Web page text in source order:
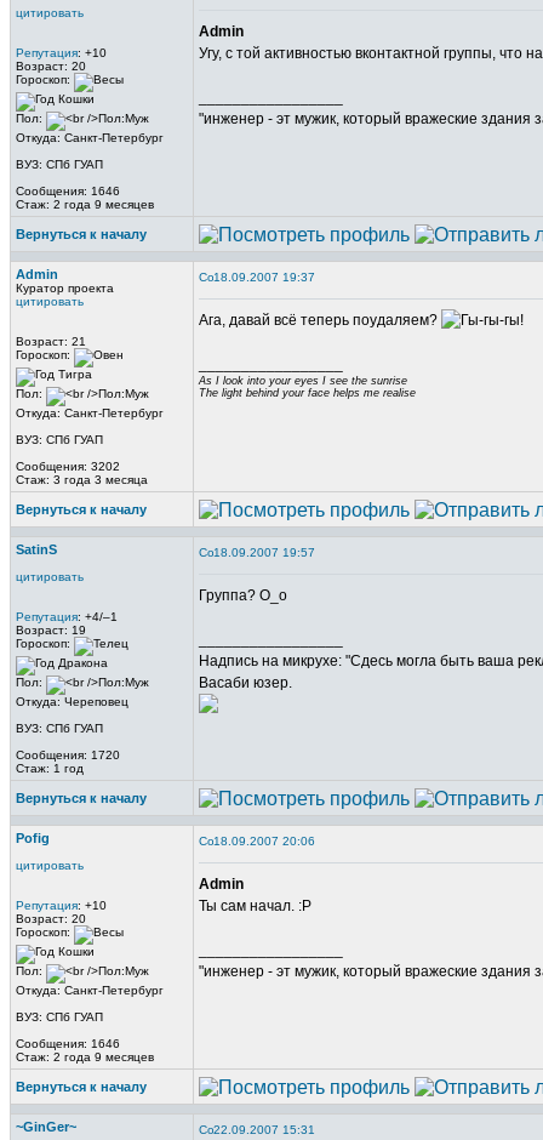
цитировать
Репутация: +10
Возраст: 20
Гороскоп:
Пол:
Откуда: Санкт-Петербург
ВУЗ: СПб ГУАП
Сообщения: 1646
Стаж: 2 года 9 месяцев
Admin
Угу, с той активностью вконтактной группы, что
"инженер - эт мужик, который вражеские здания
Вернуться к началу
Admin
Куратор проекта
цитировать
Возраст: 21
Гороскоп:
Пол:
Откуда: Санкт-Петербург
ВУЗ: СПб ГУАП
Сообщения: 3202
Стаж: 3 года 3 месяца
18.09.2007 19:37
Ага, давай всё теперь поудаляем?
As I look into your eyes I see the sunrise
The light behind your face helps me realise
Вернуться к началу
SatinS
цитировать
Репутация: +4/–1
Возраст: 19
Гороскоп:
Пол:
Откуда: Череповец
ВУЗ: СПб ГУАП
Сообщения: 1720
Стаж: 1 год
18.09.2007 19:57
Группа? О_о
Надпись на микрухе: "Сдесь могла быть ваша
Васаби юзер.
Вернуться к началу
Pofig
цитировать
Репутация: +10
Возраст: 20
Гороскоп:
Пол:
Откуда: Санкт-Петербург
ВУЗ: СПб ГУАП
Сообщения: 1646
Стаж: 2 года 9 месяцев
18.09.2007 20:06
Admin
Ты сам начал. :Р
"инженер - эт мужик, который вражеские здания
Вернуться к началу
~GinGer~ 22.09.2007 15:31